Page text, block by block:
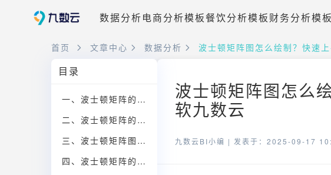
数据分析电商分析模板餐饮分析模板财务分析模板
首页 文章中心 数据分析 波士顿矩阵图怎么绘制？快速
目录
一、波士顿矩阵的核心概念
二、波士顿矩阵的四个象限
三、波士顿矩阵图怎么绘制？
四、波士顿矩阵的应用场景
波士顿矩阵图怎么
软九数云
九数云BI小编 | 发表于：2025-09-17